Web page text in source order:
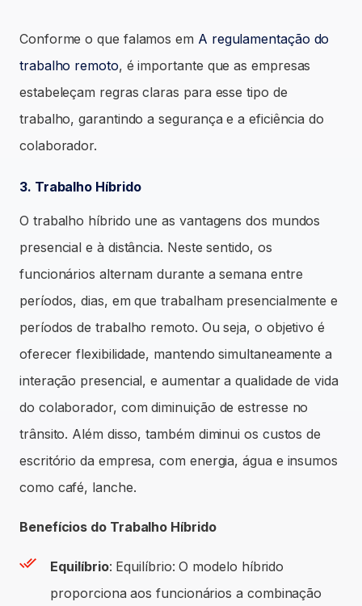
Conforme o que falamos em A regulamentação do
trabalho remoto, é importante que as empresas
estabeleçam regras claras para esse tipo de
trabalho, garantindo a segurança e a eficiência do
colaborador.
3. Trabalho Híbrido
O trabalho híbrido une as vantagens dos mundos
presencial e à distância. Neste sentido, os
funcionários alternam durante a semana entre
períodos, dias, em que trabalham presencialmente e
períodos de trabalho remoto. Ou seja, o objetivo é
oferecer flexibilidade, mantendo simultaneamente a
interação presencial, e aumentar a qualidade de vida
do colaborador, com diminuição de estresse no
trânsito. Além disso, também diminui os custos de
escritório da empresa, com energia, água e insumos
como café, lanche.
Benefícios do Trabalho Híbrido
Equilíbrio: Equilíbrio: O modelo híbrido
proporciona aos funcionários a combinação